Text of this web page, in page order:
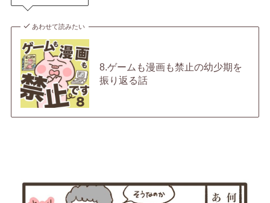
あわせて読みたい
8.ゲームも漫画も禁止の幼少期を
振り返る話